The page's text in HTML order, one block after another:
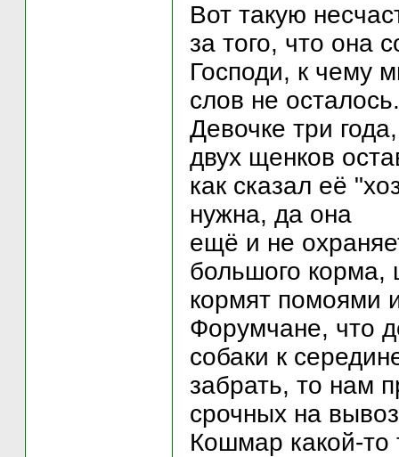
Вот такую
за того, что она
Господи, к чему
слов не осталось.
Девочке три
двух щенков
как сказал её
нужна, да она
ещё и не
большого корма,
кормят помоями
Форумчане, что
собаки к
забрать, то нам
срочных на
Кошмар какой-то